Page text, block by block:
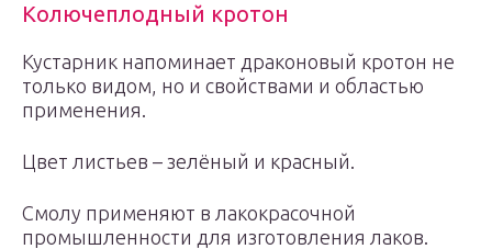
Колючеплодный кротон
Кустарник напоминает драконовый кротон не
только видом, но и свойствами и областью
применения.
Цвет листьев – зелёный и красный.
Смолу применяют в лакокрасочной
промышленности для изготовления лаков.